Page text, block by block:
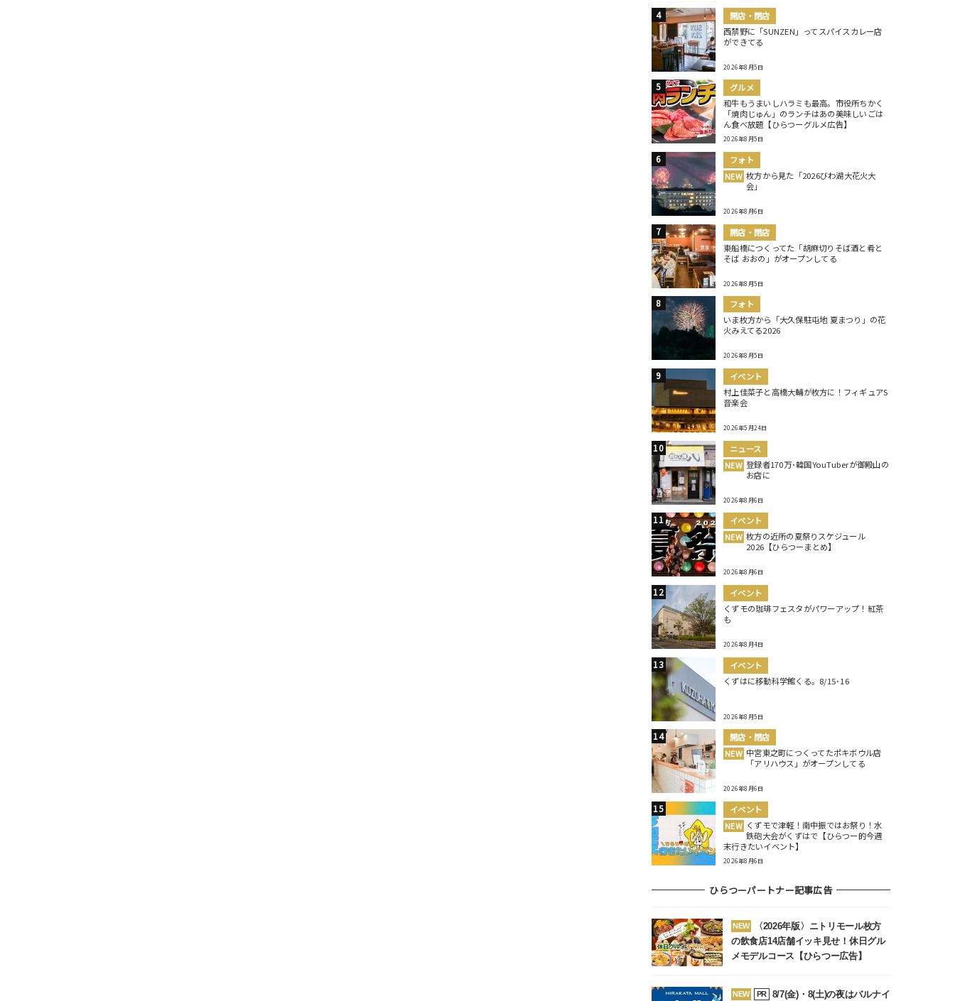
開店・閉店
西禁野に「SUNZEN」ってスパイスカレー店
ができてる
2026年8月5日
グルメ
和牛もうまいしハラミも最高。市役所ちかく
「焼肉じゅん」のランチはあの美味しいごは
ん食べ放題【ひらつーグルメ広告】
2026年8月5日
フォト
NEW 枚方から見た「2026びわ湖大花火大
会」
2026年8月6日
開店・閉店
東船橋につくってた「胡麻切りそば酒と肴と
そば おおの」がオープンしてる
2026年8月5日
フォト
いま枚方から「大久保駐屯地 夏まつり」の花
火みえてる2026
2026年8月5日
イベント
村上佳菜子と高橋大輔が枚方に！フィギュアS
音楽会
2026年5月24日
ニュース
NEW 登録者170万･韓国YouTuberが御殿山の
お店に
2026年8月6日
イベント
NEW 枚方の近所の夏祭りスケジュール
2026【ひらつーまとめ】
2026年8月6日
イベント
くずモの珈琲フェスタがパワーアップ！紅茶
も
2026年8月4日
イベント
くずはに移動科学館くる。8/15･16
2026年8月5日
開店・閉店
NEW 中宮東之町につくってたポキボウル店
「アリハウス」がオープンしてる
2026年8月6日
イベント
NEW くずモで津軽！南中振ではお祭り！水
鉄砲大会がくずはで【ひらつー的今週
末行きたいイベント】
2026年8月6日
ひらつーパートナー記事広告
NEW
〈2026年版〉ニトリモール枚方
の飲食店14店舗イッキ見せ！休日グル
メモデルコース【ひらつー広告】
NEW PR
8/7(金)・8(土)の夜はバルナイ